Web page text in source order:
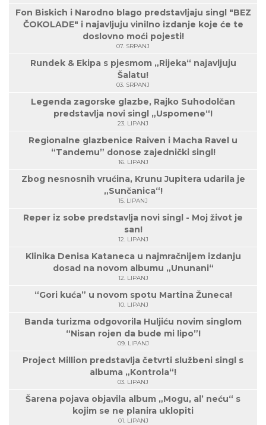
Fon Biskich i Narodno blago predstavljaju singl "BEZ
ČOKOLADE" i najavljuju vinilno izdanje koje će te
doslovno moći pojesti!
07. SRPANJ
Rundek & Ekipa s pjesmom „Rijeka“ najavljuju
Šalatu!
03. SRPANJ
Legenda zagorske glazbe, Rajko Suhodolčan
predstavlja novi singl „Uspomene“!
23. LIPANJ
Regionalne glazbenice Raiven i Macha Ravel u
“Tandemu” donose zajednički singl!
16. LIPANJ
Zbog nesnosnih vrućina, Krunu Jupitera udarila je
„Sunčanica“!
15. LIPANJ
Reper iz sobe predstavlja novi singl - Moj život je
san!
12. LIPANJ
Klinika Denisa Kataneca u najmračnijem izdanju
dosad na novom albumu „Ununani“
12. LIPANJ
“Gori kuća” u novom spotu Martina Žuneca!
10. LIPANJ
Banda turizma odgovorila Huljiću novim singlom
“Nisan rojen da bude mi lipo”!
09. LIPANJ
Project Million predstavlja četvrti službeni singl s
albuma „Kontrola“!
03. LIPANJ
Šarena pojava objavila album „Mogu, al’ neću“ s
kojim se ne planira uklopiti
01. LIPANJ